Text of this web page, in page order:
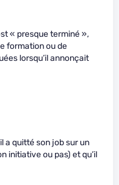
« presque terminé »,
formation ou de
lorsqu’il annonçait
a quitté son job sur un
initiative ou pas) et qu’il